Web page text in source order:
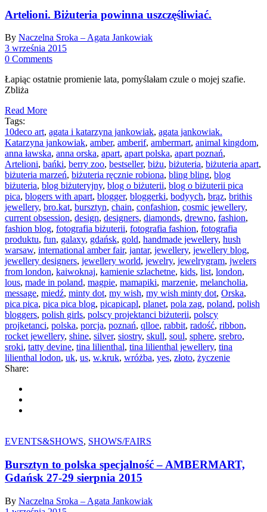
Artelioni. Biżuteria powinna uszczęśliwiać.
By Naczelna Sroka – Agata Jankowiak
3 września 2015
0 Comments
Łapiąc ostatnie promienie lata, pomyślałam czule o mojej szafie.
Zbliża
Read More
Tags:
10deco art, agata i katarzyna jankowiak, agata jankowiak.
Katarzyna jankowiak, amber, amberif, ambermart, animal kingdom,
anna ławska, anna orska, apart, apart polska, apart poznań,
Artelioni, bańki, berry zoo, bestseller, biżu, biżuteria, biżuteria apart,
biżuteria marzeń, biżuteria ręcznie robiona, bling bling, blog
biżuteria, blog biżuteryjny, blog o biżuterii, blog o biżuterii pica
pica, blogers with apart, blogger, bloggerki, bodyych, brąz, brithis
jewellery, bro.kat, bursztyn, chain, confashion, cosmic jewellery,
current obsession, design, designers, diamonds, drewno, fashion,
fashion blog, fotografia biżuterii, fotografia fashion, fotografia
produktu, fun, galaxy, gdańsk, gold, handmade jewellery, hush
warsaw, international amber fair, jantar, jewellery, jewellery blog,
jewellery designers, jewellery world, jewelry, jewelrygram, jwelers
from london, kaiwoknaj, kamienie szlachetne, kids, list, london,
lous, made in poland, magpie, mamapiki, marzenie, melancholia,
message, miedź, minty dot, my wish, my wish minty dot, Orska,
pica pica, pica pica blog, picapicapl, planet, pola zag, poland, polish
bloggers, polish girls, polscy projektanci biżuterii, polscy
projketanci, polska, porcja, poznań, qlloe, rabbit, radość, ribbon,
rocket jewellery, shine, silver, siostry, skull, soul, sphere, srebro,
sroki, tatty devine, tina lilienthal, tina lilienthal jewellery, tina
lilienthal lodon, uk, us, w.kruk, wróżba, yes, złoto, życzenie
Share:
EVENTS&SHOWS, SHOWS/FAIRS
Bursztyn to polska specjalność – AMBERMART,
Gdańsk 27-29 sierpnia 2015
By Naczelna Sroka – Agata Jankowiak